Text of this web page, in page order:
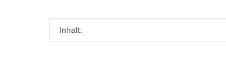
Produkteigenschaft
Wert
Inhalt: